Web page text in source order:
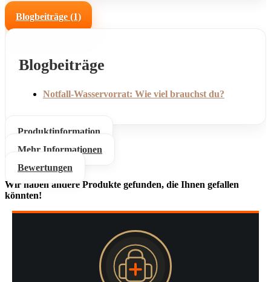
Blogbeiträge (1)
Blogbeiträge
Notfall-Wasservorrat: Wie viel brauchst du?
Produktinformation
Mehr Informationen
Bewertungen
Wir haben andere Produkte gefunden, die Ihnen gefallen
könnten!